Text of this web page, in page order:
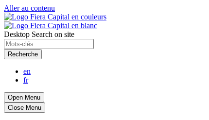
Aller au contenu
Desktop Search on site
Recherche
en
fr
Open Menu
Close Menu